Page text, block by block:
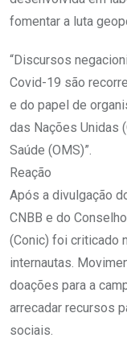
fomentar a luta
“Discursos
Covid-19 são
e do papel de
das Nações Unidas
Saúde (OMS)”.
Reação
Após a divulgação
CNBB e do
(Conic) foi criticado
internautas.
doações para a
arrecadar recursos
sociais.